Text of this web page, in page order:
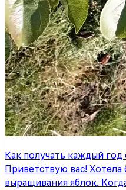
Как получать каждый
Приветствую вас! Хотела
выращивания яблок.